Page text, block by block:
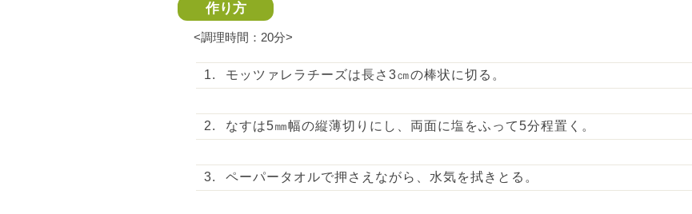
作り方
<調理時間：20分>
モッツァレラチーズは長さ3㎝の棒状に切る。
なすは5㎜幅の縦薄切りにし、両面に塩をふって5分程置く。
ペーパータオルで押さえながら、水気を拭きとる。